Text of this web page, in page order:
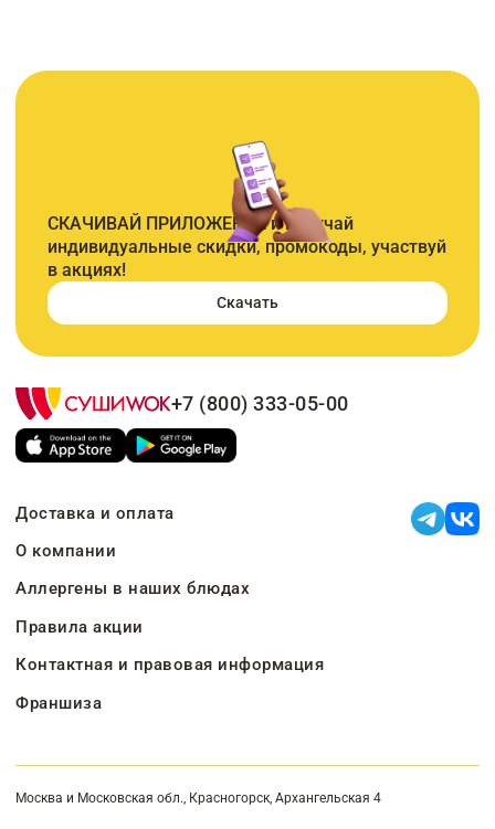
СКАЧИВАЙ ПРИЛОЖЕНИЕ и получай
индивидуальные скидки, промокоды, участвуй
в акциях!
Скачать
+7 (800) 333-05-00
Доставка и оплата
О компании
Аллергены в наших блюдах
Правила акции
Контактная и правовая информация
Франшиза
Москва и Московская обл., Красногорск, Архангельская 4